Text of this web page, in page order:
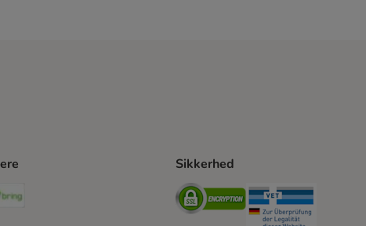
MethodShipping Method
Sikkerhed
Security